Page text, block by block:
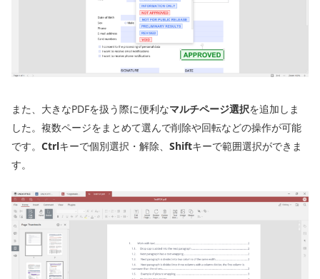
また、大きなPDFを扱う際に便利なマルチページ選択を追加しま
した。複数ページをまとめて選んで削除や回転などの操作が可能
です。 Ctrlキーで個別選択・解除、 Shiftキーで範囲選択ができま
す。